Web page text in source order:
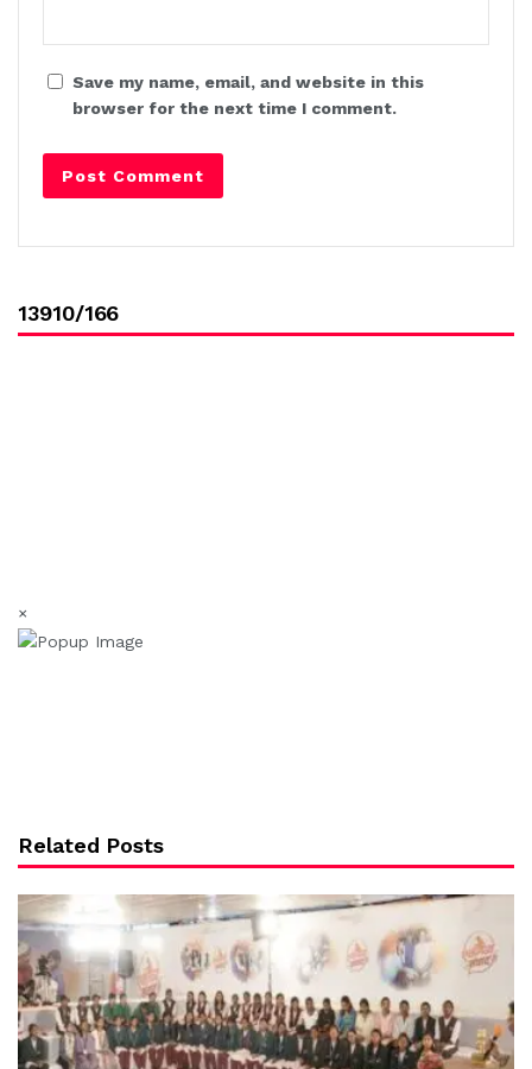
Save my name, email, and website in this
browser for the next time I comment.
13910/166
×
Related Posts